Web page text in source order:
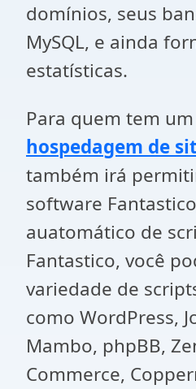
domínios, seus
MySQL, e ainda
estatísticas.
Para quem tem
hospedagem de
também irá
software
auatomático de
Fantastico, você
variedade de
como WordPress,
Mambo, phpBB,
Commerce,